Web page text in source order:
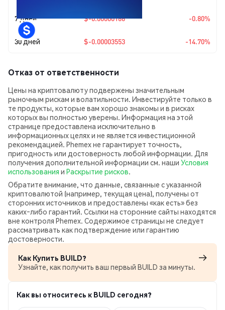
7 дней $-0.00000166 -0.80%
30 дней $-0.00003553 -14.70%
Отказ от ответственности
Цены на криптовалюту подвержены значительным
рыночным рискам и волатильности. Инвестируйте только в
те продукты, которые вам хорошо знакомы и в рисках
которых вы полностью уверены. Информация на этой
странице предоставлена исключительно в
информационных целях и не является инвестиционной
рекомендацией. Phemex не гарантирует точность,
пригодность или достоверность любой информации. Для
получения дополнительной информации см. наши Условия
использования и Раскрытие рисков.
Обратите внимание, что данные, связанные с указанной
криптовалютой (например, текущая цена), получены от
сторонних источников и предоставлены «как есть» без
каких‑либо гарантий. Ссылки на сторонние сайты находятся
вне контроля Phemex. Содержимое страницы не следует
рассматривать как подтверждение или гарантию
достоверности.
Как Купить BUILD?
Узнайте, как получить ваш первый BUILD за минуты.
Как вы относитесь к BUILD сегодня?